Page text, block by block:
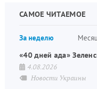
САМОЕ ЧИТАЕМОЕ
За неделю
«40 дней ада»
4.08.2026
Новости Украины